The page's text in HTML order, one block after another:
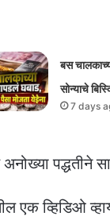
बस
सोन्याचे
7 days
अनोख्या पद्धतीने
एक व्हिडिओ